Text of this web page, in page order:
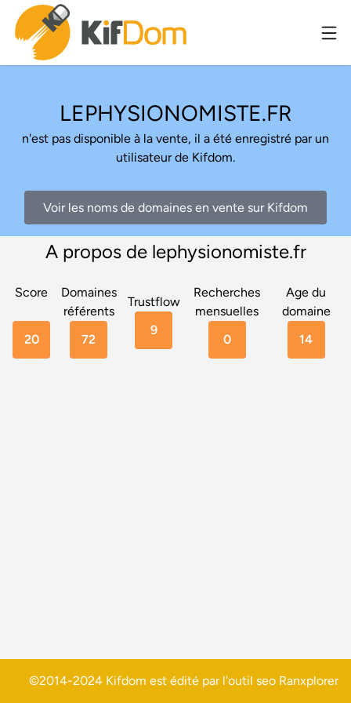
LEPHYSIONOMISTE.FR
n'est pas disponible à la vente, il a été enregistré par un
utilisateur de Kifdom.
Voir les noms de domaines en vente sur Kifdom
A propos de lephysionomiste.fr
Score
20
Domaines
référents
72
Trustflow
9
Recherches
mensuelles
0
Age du
domaine
14
©2014-2024 Kifdom est édité par l'outil seo Ranxplorer